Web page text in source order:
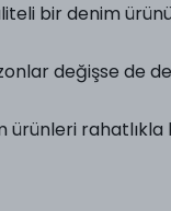
bir denim
değişse de